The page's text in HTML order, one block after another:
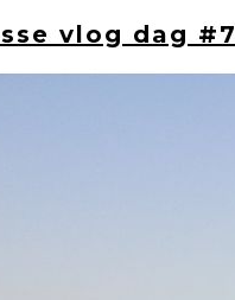
vlog dag #7